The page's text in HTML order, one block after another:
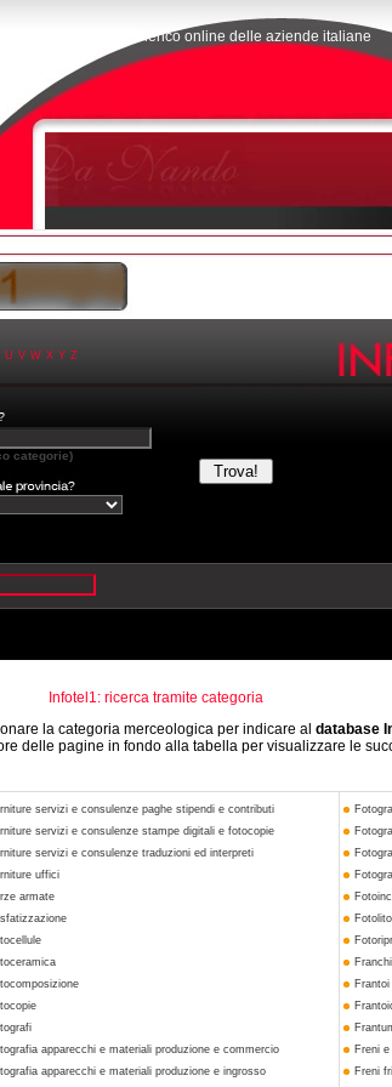
U V W X Y Z
categorie)
L'elenco online delle aziende italiane
Infotel1: ricerca tramite categoria
la categoria merceologica per indicare al database
delle pagine in fondo alla tabella per visualizzare le
servizi e consulenze paghe stipendi e contributi
servizi e consulenze stampe digitali e fotocopie
servizi e consulenze traduzioni ed interpreti
uffici
armate
apparecchi e materiali produzione e commercio
apparecchi e materiali produzione e ingrosso
Fotolito
Frantoi
Freni
Freni